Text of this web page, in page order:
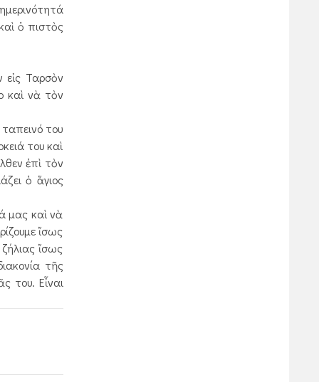
ὁ πιστὸς
Ταρσὸν
καὶ νὰ τὸν
του
του καὶ
ἐπὶ τὸν
ὁ ἅγιος
μας καὶ νὰ
ἴσως
ἴσως
τῆς
του. Εἶναι